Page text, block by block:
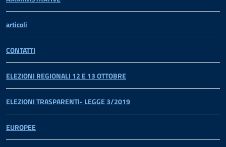
articoli
CONTATTI
ELEZIONI REGIONALI 12 E 13 OTTOBRE
ELEZIONI TRASPARENTI- LEGGE 3/2019
EUROPEE